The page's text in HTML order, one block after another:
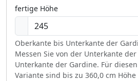
fertige Höhe
Oberkante bis Unterkante der
Messen Sie von der Unterkante
Unterkante der Gardine. Für
Variante sind bis zu 360,0 cm